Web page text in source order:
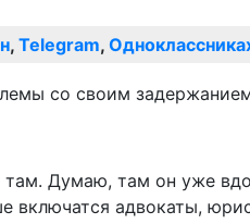
, Telegram,
со своим
Думаю, там он уже
включатся адвокаты,